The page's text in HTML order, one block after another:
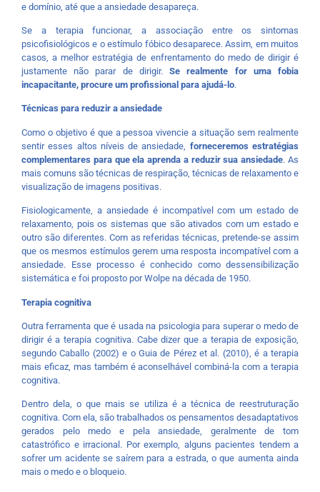
e domínio, até que a ansiedade desapareça.
Se a terapia funcionar, a associação entre os sintomas
psicofisiológicos e o estímulo fóbico desaparece. Assim, em muitos
casos, a melhor estratégia de enfrentamento do medo de dirigir é
justamente não parar de dirigir.Se realmente for uma fobia
incapacitante, procure um profissional para ajudá-lo.
Técnicas para reduzir a ansiedade
Como o objetivo é que a pessoa vivencie a situação sem realmente
sentir esses altos níveis de ansiedade, forneceremos estratégias
complementares para que ela aprenda a reduzir sua ansiedade. As
mais comuns são técnicas de respiração, técnicas de relaxamento e
visualização de imagens positivas.
Fisiologicamente, a ansiedade é incompatível com um estado de
relaxamento, pois os sistemas que são ativados com um estado e
outro são diferentes. Com as referidas técnicas, pretende-se assim
que os mesmos estímulos gerem uma resposta incompatível com a
ansiedade. Esse processo é conhecido como dessensibilização
sistemática e foi proposto por Wolpe na década de 1950.
Terapia cognitiva
Outra ferramenta que é usada na psicologia para superar o medo de
dirigir é a terapia cognitiva. Cabe dizer que a terapia de exposição,
segundo Caballo (2002) e o Guia de Pérez et al. (2010), é a terapia
mais eficaz, mas também é aconselhável combiná-la com a terapia
cognitiva.
Dentro dela, o que mais se utiliza é a técnica de reestruturação
cognitiva. Com ela, são trabalhados os pensamentos desadaptativos
gerados pelo medo e pela ansiedade, geralmente de tom
catastrófico e irracional. Por exemplo, alguns pacientes tendem a
sofrer um acidente se saírem para a estrada, o que aumenta ainda
mais o medo e o bloqueio.